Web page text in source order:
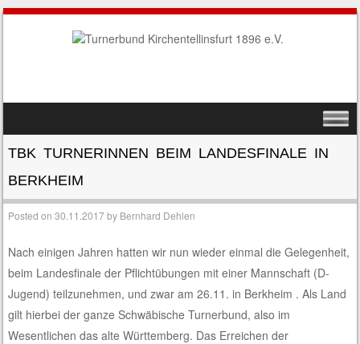
MENU
TBK TURNERINNEN BEIM LANDESFINALE IN
BERKHEIM
Posted on30.11.2017by Bernhard Dehlen
Nach einigen Jahren hatten wir nun wieder einmal die Gelegenheit,
beim Landesfinale der Pflichtübungen mit einer Mannschaft (D-
Jugend) teilzunehmen, und zwar am 26.11. in Berkheim . Als Land
gilt hierbei der ganze Schwäbische Turnerbund, also im
Wesentlichen das alte Württemberg. Das Erreichen der